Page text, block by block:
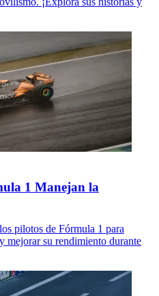
1 Manejan la
pilotos de Fórmula 1 para
mejorar su rendimiento durante